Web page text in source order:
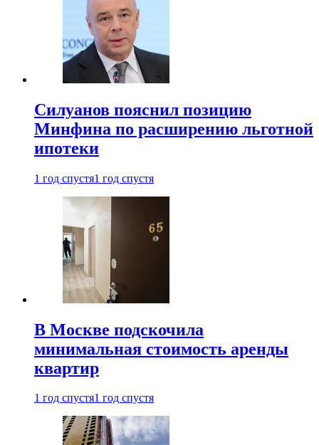
Силуанов пояснил позицию
Минфина по расширению льготной
ипотеки
1 год спустя1 год спустя
В Москве подскочила
минимальная стоимость аренды
квартир
1 год спустя1 год спустя